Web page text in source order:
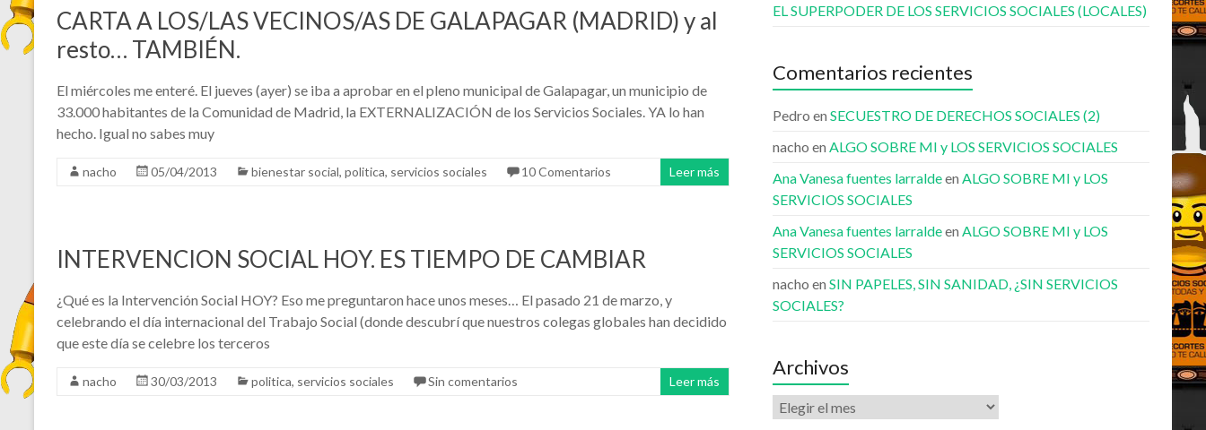
CARTA A LOS/LAS VECINOS/AS DE GALAPAGAR (MADRID) y al
resto… TAMBIÉN.
El miércoles me enteré. El jueves (ayer) se iba a aprobar en el pleno municipal de Galapagar, un municipio de
33.000 habitantes de la Comunidad de Madrid, la EXTERNALIZACIÓN de los Servicios Sociales. YA lo han
hecho. Igual no sabes muy
nacho 05/04/2013 bienestar social, politica, servicios sociales 10 Comentarios Leer más
INTERVENCION SOCIAL HOY. ES TIEMPO DE CAMBIAR
¿Qué es la Intervención Social HOY? Eso me preguntaron hace unos meses… El pasado 21 de marzo, y
celebrando el día internacional del Trabajo Social (donde descubrí que nuestros colegas globales han decidido
que este día se celebre los terceros
nacho 30/03/2013 politica, servicios sociales Sin comentarios Leer más
EL SUPERPODER DE LOS SERVICIOS SOCIALES (LOCALES)
Comentarios recientes
Pedro en SECUESTRO DE DERECHOS SOCIALES (2)
nacho en ALGO SOBRE MI y LOS SERVICIOS SOCIALES
Ana Vanesa fuentes larraldeen ALGO SOBRE MI y LOS
SERVICIOS SOCIALES
Ana Vanesa fuentes larraldeen ALGO SOBRE MI y LOS
SERVICIOS SOCIALES
nacho en SIN PAPELES, SIN SANIDAD, ¿SIN SERVICIOS
SOCIALES?
Archivos